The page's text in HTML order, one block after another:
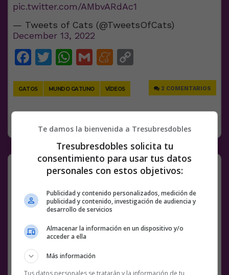
pic.twitter.com/AMbvARdAc1
— Tweets of Cats (@TweetsOfCats)
December 13, 2022
Facebook
Twitter
WhatsApp
GmailMeneame
GATOS MUNDO GATUNO VÍDEOS 2 COMENTARIOS
magnateUSA
Facebook
Twitter
WhatsApp
Gmail
Link
Te damos la bienvenida a Tresubresdobles
Tresubresdobles solicita tu
consentimiento para usar tus datos
personales con estos objetivos:
Publicidad y contenido personalizados, medición de
publicidad y contenido, investigación de audiencia y
desarrollo de servicios
Almacenar la información en un dispositivo y/o
acceder a ella
Más información
Tus datos personales se tratarán y la información de tu